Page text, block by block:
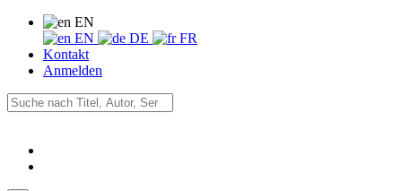
EN
EN
DE
FR
Kontakt
Anmelden